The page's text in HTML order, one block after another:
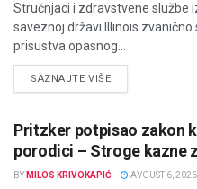
Stručnjaci i zdravstvene službe
saveznoj državi Illinois
prisustva opasnog...
SAZNAJTE VIŠEDETAILS
Pritzker potpisao zakon
porodici – Stroge kazne
BY MILOS KRIVOKAPIĆ AVGUST 6, 2026